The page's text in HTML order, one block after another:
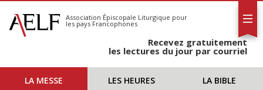
S'abonner
Calendrier
Association Épiscopale Liturgique pour
les pays Francophones
Recevez gratuitement
les lectures du jour par courriel
LA MESSE LES HEURES LA BIBLE